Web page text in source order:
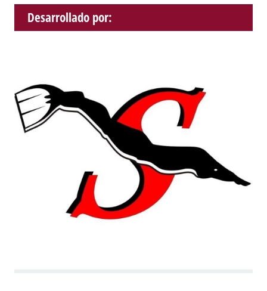
Desarrollado por: